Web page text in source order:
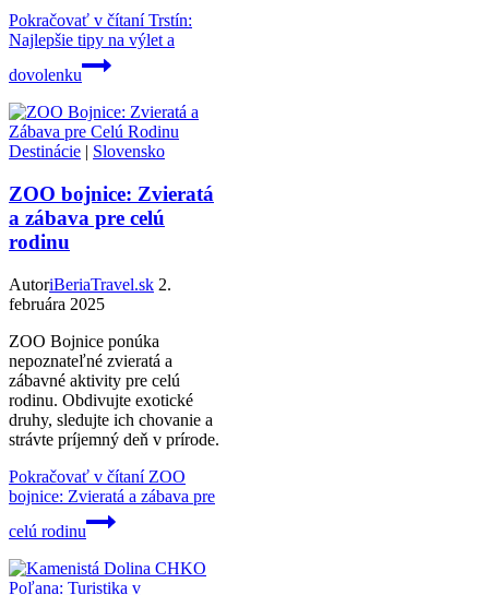
Pokračovať v čítaníTrstín:
Najlepšie tipy na výlet a
dovolenku
Destinácie | Slovensko
ZOO bojnice: Zvieratá
a zábava pre celú
rodinu
AutoriBeriaTravel.sk 2.
februára 2025
ZOO Bojnice ponúka
nepoznateľné zvieratá a
zábavné aktivity pre celú
rodinu. Obdivujte exotické
druhy, sledujte ich chovanie a
strávte príjemný deň v prírode.
Pokračovať v čítaníZOO
bojnice: Zvieratá a zábava pre
celú rodinu